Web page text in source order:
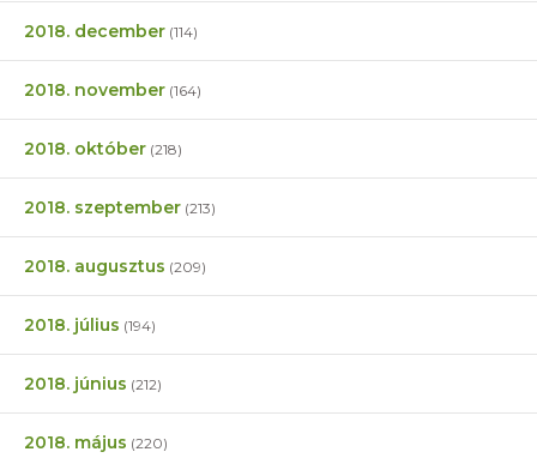
2018. december (114)
2018. november (164)
2018. október (218)
2018. szeptember (213)
2018. augusztus (209)
2018. július (194)
2018. június (212)
2018. május (220)